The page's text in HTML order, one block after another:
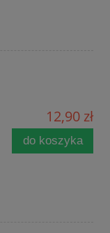
12,90 zł
do koszyka